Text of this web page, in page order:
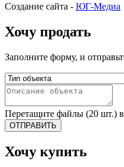
Создание сайта - ЮГ-Медиа
Хочу продать
Заполните форму, и
Перетащите файлы (20 шт.)
ОТПРАВИТЬ
Хочу купить